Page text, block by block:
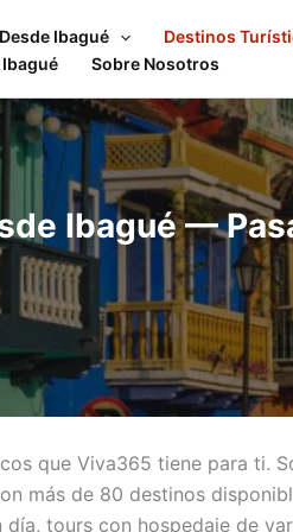
Ibagué Destinos
Sobre Nosotros
Ibagué —
que Viva365 tiene para ti.
más de 80 destinos
tours con hospedaje de